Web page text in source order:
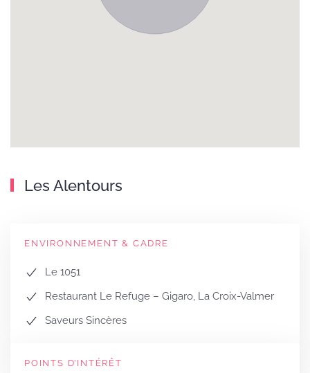
Les Alentours
ENVIRONNEMENT & CADRE
Le 1051
Restaurant Le Refuge – Gigaro, La Croix-Valmer
Saveurs Sincères
POINTS D’INTÉRÊT